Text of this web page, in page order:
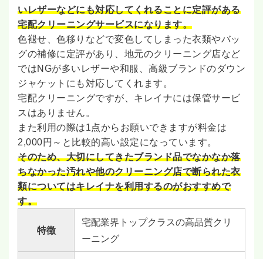
いレザーなどにも対応してくれることに定評がある
宅配クリーニングサービスになります。
色褪せ、色移りなどで変色してしまった衣類やバッ
グの補修に定評があり、地元のクリーニング店など
ではNGが多いレザーや和服、高級ブランドのダウン
ジャケットにも対応してくれます。
宅配クリーニングですが、キレイナには保管サービ
スはありません。
また利用の際は1点からお願いできますが料金は
2,000円～と比較的高い設定になっています。
そのため、大切にしてきたブランド品でなかなか落
ちなかった汚れや他のクリーニング店で断られた衣
類についてはキレイナを利用するのがおすすめで
す。
特徴
宅配業界トップクラスの高品質クリ
ーニング